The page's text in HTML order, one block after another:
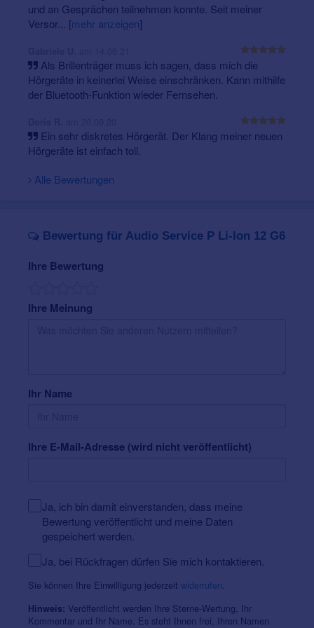
können auch sämtliche Hörgeräte-Einstellungen
vorgenommen werden.Passendes Zubehör für das
Varianten
Audio Service P Li-Ion 12 G6-Modelle sind in 10 Farben
erhältlich, welche passend zu Teint, Haarfarbe oder
persönlichem Geschmack gewählt werden können.
Weitere Informationen über
Hörgeräte Preise
und
Zuzahlung der Krankenkassen
und an Gesprächen teilnehmen konnte. Seit meiner
Versor... [mehr anzeigen]
Als Brillenträger muss ich sagen, dass mich die
Hörgeräte in keinerlei Weise einschränken. Kann mithilfe
der Bluetooth-Funktion wieder Fernsehen.
Ein sehr diskretes Hörgerät. Der Klang meiner neuen
Hörgeräte ist einfach toll.
Alle Bewertungen
Bewertung für Audio Service P Li-Ion 12 G6
Ihre Bewertung
Ihre Meinung
Ihr Name
Ihre E-Mail-Adresse (wird nicht veröffentlicht)
Ja, ich bin damit einverstanden, dass meine
Bewertung veröffentlicht und meine Daten
gespeichert werden.
Ja, bei Rückfragen dürfen Sie mich kontaktieren.
Sie können Ihre Einwilligung jederzeit widerrufen
Hinweis: Veröffentlicht werden Ihre Sterne-Wertung, Ihr
Kommentar und Ihr Name. Es steht Ihnen frei, Ihren Namen